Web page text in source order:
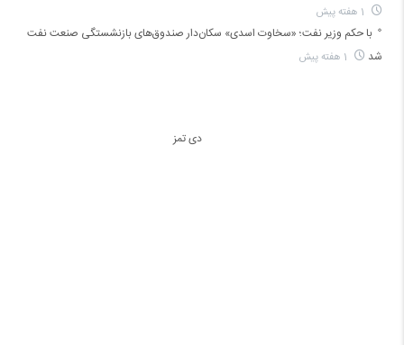
با حکم وزیر نفت؛ «سخاوت اسدی» سکان‌دار صندوق‌های بازنشستگی صنعت نفت
شد
دی تمز